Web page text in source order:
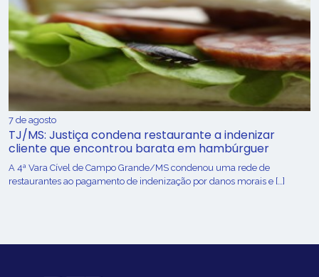
7 de agosto
TJ/MS: Justiça condena restaurante a indenizar
cliente que encontrou barata em hambúrguer
A 4ª Vara Cível de Campo Grande/MS condenou uma rede de
restaurantes ao pagamento de indenização por danos morais e […]